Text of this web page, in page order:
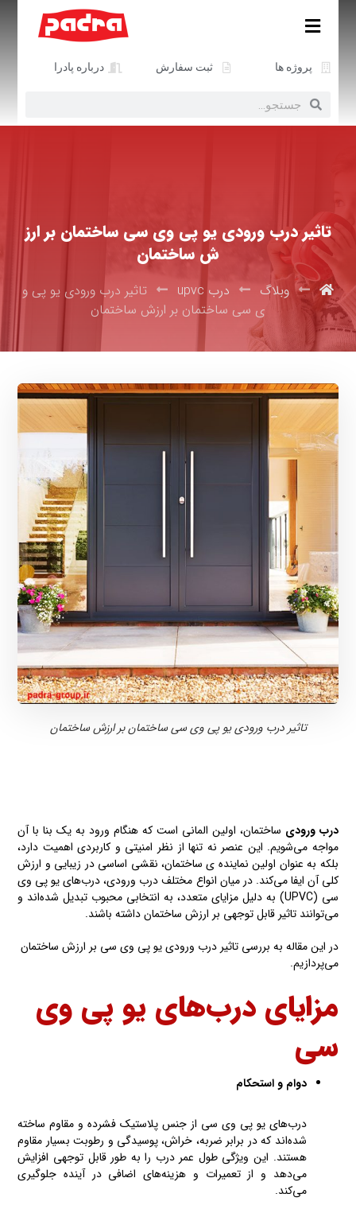
پروژه ها ثبت سفارش درباره پادرا
تاثیر درب ورودی یو پی وی سی ساختمان بر ارز
ش ساختمان
وبلاگ درب upvc
تاثیر درب ورودی یو پی و
ی سی ساختمان بر ارزش ساختمان
تاثیر درب ورودی یو پی وی سی ساختمان بر ارزش ساختمان
درب ورودی ساختمان، اولین المانی است که هنگام ورود به یک بنا با آن
مواجه می‌شویم. این عنصر نه تنها از نظر امنیتی و کاربردی اهمیت دارد،
بلکه به عنوان اولین نماینده ی ساختمان، نقشی اساسی در زیبایی و ارزش
کلی آن ایفا می‌کند. در میان انواع مختلف درب ورودی، درب‌های یو پی وی
سی (UPVC) به دلیل مزایای متعدد، به انتخابی محبوب تبدیل شده‌اند و
می‌توانند تاثیر قابل توجهی بر ارزش ساختمان داشته باشند.
در این مقاله به بررسی تاثیر درب ورودی یو پی وی سی بر ارزش ساختمان
می‌پردازیم.
مزایای درب‌های یو پی وی
سی
دوام و استحکام
درب‌های یو پی وی سی از جنس پلاستیک فشرده‌ و مقاوم ساخته‌
شده‌اند که در برابر ضربه، خراش، پوسیدگی و رطوبت بسیار مقاوم
هستند. این ویژگی طول عمر درب را به طور قابل توجهی افزایش
می‌دهد و از تعمیرات و هزینه‌های اضافی در آینده جلوگیری
می‌کند.